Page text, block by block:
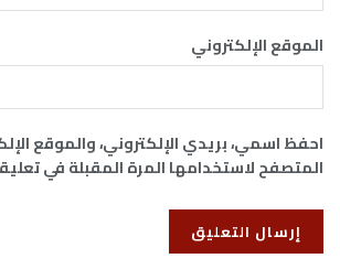
الموقع الإلكتروني
احفظ اسمي، بريدي الإلكتروني، والموقع
المتصفح لاستخدامها المرة المقبلة في